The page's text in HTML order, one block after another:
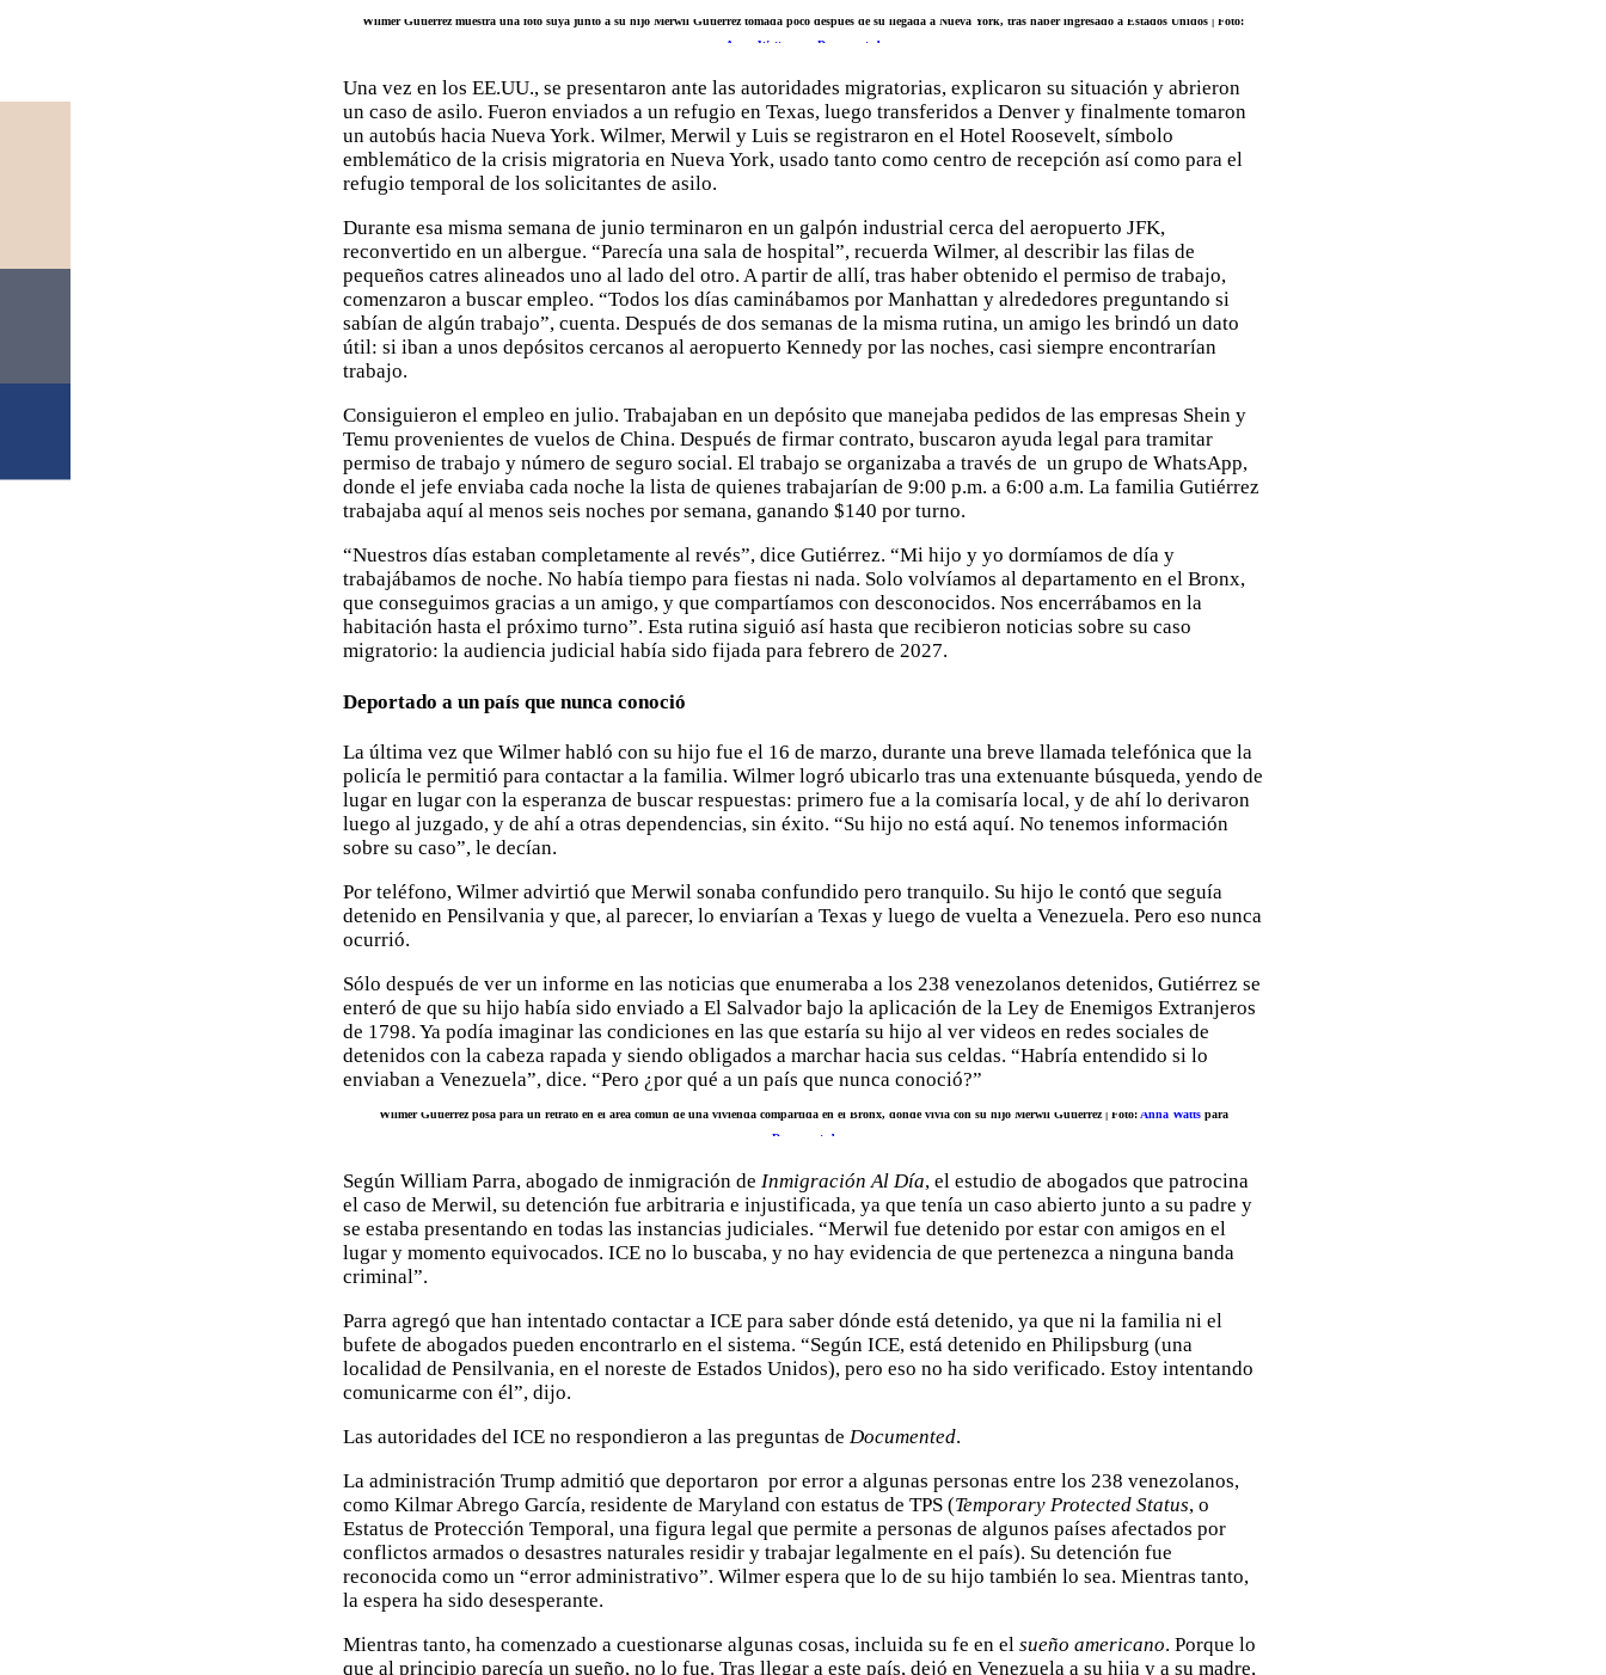
Wilmer Gutiérrez muestra una foto suya junto a su hijo Merwil Gutiérrez tomada poco después de su llegada a Nueva York, tras haber ingresado a Estados Unidos | Foto:
Anna Watts
Documented
Una vez en los EE.UU., se presentaron ante las autoridades migratorias, explicaron su situación y abrieron
un caso de asilo. Fueron enviados a un refugio en Texas, luego transferidos a Denver y finalmente tomaron
un autobús hacia Nueva York. Wilmer, Merwil y Luis se registraron en el Hotel Roosevelt, símbolo
emblemático de la crisis migratoria en Nueva York, usado tanto como centro de recepción así como para el
refugio temporal de los solicitantes de asilo.
Durante esa misma semana de junio terminaron en un galpón industrial cerca del aeropuerto JFK,
reconvertido en un albergue. “Parecía una sala de hospital”, recuerda Wilmer, al describir las filas de
pequeños catres alineados uno al lado del otro. A partir de allí, tras haber obtenido el permiso de trabajo,
comenzaron a buscar empleo. “Todos los días caminábamos por Manhattan y alrededores preguntando si
sabían de algún trabajo”, cuenta. Después de dos semanas de la misma rutina, un amigo les brindó un dato
útil: si iban a unos depósitos cercanos al aeropuerto Kennedy por las noches, casi siempre encontrarían
trabajo.
Consiguieron el empleo en julio. Trabajaban en un depósito que manejaba pedidos de las empresas Shein y
Temu provenientes de vuelos de China. Después de firmar contrato, buscaron ayuda legal para tramitar
permiso de trabajo y número de seguro social. El trabajo se organizaba a través de un grupo de WhatsApp,
donde el jefe enviaba cada noche la lista de quienes trabajarían de 9:00 p.m. a 6:00 a.m. La familia Gutiérrez
trabajaba aquí al menos seis noches por semana, ganando $140 por turno.
“Nuestros días estaban completamente al revés”, dice Gutiérrez. “Mi hijo y yo dormíamos de día y
trabajábamos de noche. No había tiempo para fiestas ni nada. Solo volvíamos al departamento en el Bronx,
que conseguimos gracias a un amigo, y que compartíamos con desconocidos. Nos encerrábamos en la
habitación hasta el próximo turno”. Esta rutina siguió así hasta que recibieron noticias sobre su caso
migratorio: la audiencia judicial había sido fijada para febrero de 2027.
Deportado a un país que nunca conoció
La última vez que Wilmer habló con su hijo fue el 16 de marzo, durante una breve llamada telefónica que la
policía le permitió para contactar a la familia. Wilmer logró ubicarlo tras una extenuante búsqueda, yendo de
lugar en lugar con la esperanza de buscar respuestas: primero fue a la comisaría local, y de ahí lo derivaron
luego al juzgado, y de ahí a otras dependencias, sin éxito. “Su hijo no está aquí. No tenemos información
sobre su caso”, le decían.
Por teléfono, Wilmer advirtió que Merwil sonaba confundido pero tranquilo. Su hijo le contó que seguía
detenido en Pensilvania y que, al parecer, lo enviarían a Texas y luego de vuelta a Venezuela. Pero eso nunca
ocurrió.
Sólo después de ver un informe en las noticias que enumeraba a los 238 venezolanos detenidos, Gutiérrez se
enteró de que su hijo había sido enviado a El Salvador bajo la aplicación de la Ley de Enemigos Extranjeros
de 1798. Ya podía imaginar las condiciones en las que estaría su hijo al ver videos en redes sociales de
detenidos con la cabeza rapada y siendo obligados a marchar hacia sus celdas. “Habría entendido si lo
enviaban a Venezuela”, dice. “Pero ¿por qué a un país que nunca conoció?”
Wilmer Gutiérrez posa para un retrato en el área común de una vivienda compartida en el Bronx, donde vivía con su hijo Merwil Gutiérrez | Foto: Anna Wattspara
Documented
Según William Parra, abogado de inmigración de Inmigración Al Día, el estudio de abogados que patrocina
el caso de Merwil, su detención fue arbitraria e injustificada, ya que tenía un caso abierto junto a su padre y
se estaba presentando en todas las instancias judiciales. “Merwil fue detenido por estar con amigos en el
lugar y momento equivocados. ICE no lo buscaba, y no hay evidencia de que pertenezca a ninguna banda
criminal”.
Parra agregó que han intentado contactar a ICE para saber dónde está detenido, ya que ni la familia ni el
bufete de abogados pueden encontrarlo en el sistema. “Según ICE, está detenido en Philipsburg (una
localidad de Pensilvania, en el noreste de Estados Unidos), pero eso no ha sido verificado. Estoy intentando
comunicarme con él”, dijo.
Las autoridades del ICE no respondieron a las preguntas de Documented.
La administración Trump admitió que deportaron por error a algunas personas entre los 238 venezolanos,
como Kilmar Abrego García, residente de Maryland con estatus de TPS (Temporary Protected Status, o
Estatus de Protección Temporal, una figura legal que permite a personas de algunos países afectados por
conflictos armados o desastres naturales residir y trabajar legalmente en el país). Su detención fue
reconocida como un “error administrativo”. Wilmer espera que lo de su hijo también lo sea. Mientras tanto,
la espera ha sido desesperante.
Mientras tanto, ha comenzado a cuestionarse algunas cosas, incluida su fe en el sueño americano. Porque lo
que al principio parecía un sueño, no lo fue. Tras llegar a este país, dejó en Venezuela a su hija y a su madre,